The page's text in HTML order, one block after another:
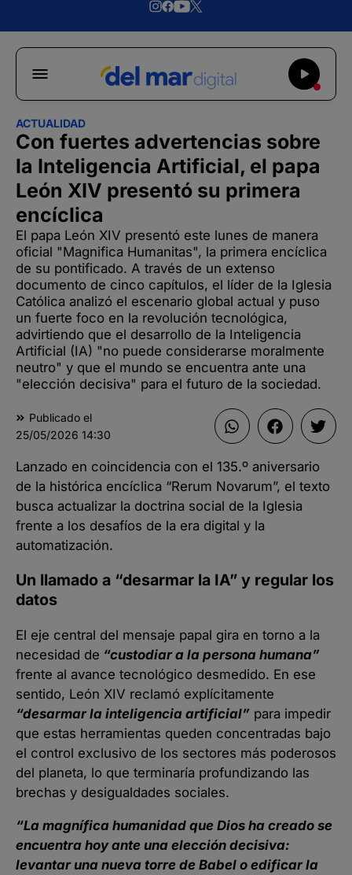
ACTUALIDAD
Con fuertes advertencias sobre
la Inteligencia Artificial, el papa
León XIV presentó su primera
encíclica
El papa León XIV presentó este lunes de manera
oficial "Magnifica Humanitas", la primera encíclica
de su pontificado. A través de un extenso
documento de cinco capítulos, el líder de la Iglesia
Católica analizó el escenario global actual y puso
un fuerte foco en la revolución tecnológica,
advirtiendo que el desarrollo de la Inteligencia
Artificial (IA) "no puede considerarse moralmente
neutro" y que el mundo se encuentra ante una
"elección decisiva" para el futuro de la sociedad.
Publicado el
25/05/2026 14:30
Lanzado en coincidencia con el 135.º aniversario
de la histórica encíclica “Rerum Novarum”, el texto
busca actualizar la doctrina social de la Iglesia
frente a los desafíos de la era digital y la
automatización.
Un llamado a “desarmar la IA” y regular los
datos
El eje central del mensaje papal gira en torno a la
necesidad de “custodiar a la persona humana”
frente al avance tecnológico desmedido. En ese
sentido, León XIV reclamó explícitamente
“desarmar la inteligencia artificial” para impedir
que estas herramientas queden concentradas bajo
el control exclusivo de los sectores más poderosos
del planeta, lo que terminaría profundizando las
brechas y desigualdades sociales.
“La magnífica humanidad que Dios ha creado se
encuentra hoy ante una elección decisiva:
levantar una nueva torre de Babel o edificar la